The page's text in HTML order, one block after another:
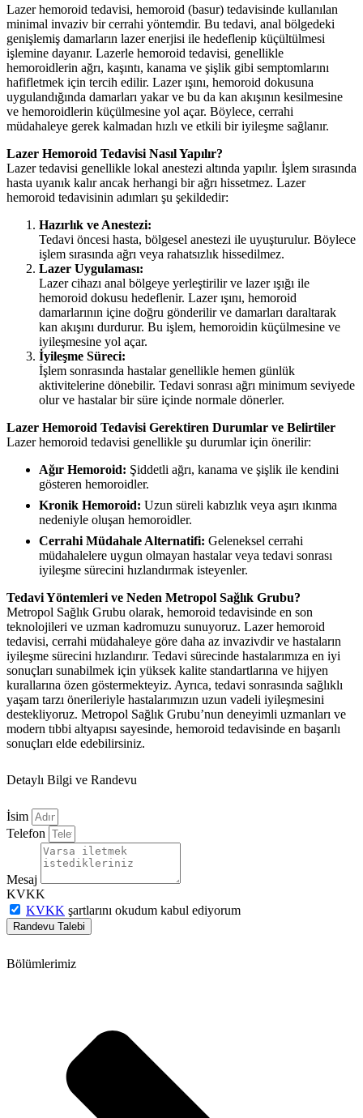
Lazer hemoroid tedavisi, hemoroid (basur) tedavisinde kullanılan
minimal invaziv bir cerrahi yöntemdir. Bu tedavi, anal bölgedeki
genişlemiş damarların lazer enerjisi ile hedeflenip küçültülmesi
işlemine dayanır. Lazerle hemoroid tedavisi, genellikle
hemoroidlerin ağrı, kaşıntı, kanama ve şişlik gibi semptomlarını
hafifletmek için tercih edilir. Lazer ışını, hemoroid dokusuna
uygulandığında damarları yakar ve bu da kan akışının kesilmesine
ve hemoroidlerin küçülmesine yol açar. Böylece, cerrahi
müdahaleye gerek kalmadan hızlı ve etkili bir iyileşme sağlanır.
Lazer Hemoroid Tedavisi Nasıl Yapılır?
Lazer tedavisi genellikle lokal anestezi altında yapılır. İşlem sırasında
hasta uyanık kalır ancak herhangi bir ağrı hissetmez. Lazer
hemoroid tedavisinin adımları şu şekildedir:
Hazırlık ve Anestezi:
Tedavi öncesi hasta, bölgesel anestezi ile uyuşturulur. Böylece
işlem sırasında ağrı veya rahatsızlık hissedilmez.
Lazer Uygulaması:
Lazer cihazı anal bölgeye yerleştirilir ve lazer ışığı ile
hemoroid dokusu hedeflenir. Lazer ışını, hemoroid
damarlarının içine doğru gönderilir ve damarları daraltarak
kan akışını durdurur. Bu işlem, hemoroidin küçülmesine ve
iyileşmesine yol açar.
İyileşme Süreci:
İşlem sonrasında hastalar genellikle hemen günlük
aktivitelerine dönebilir. Tedavi sonrası ağrı minimum seviyede
olur ve hastalar bir süre içinde normale dönerler.
Lazer Hemoroid Tedavisi Gerektiren Durumlar ve Belirtiler
Lazer hemoroid tedavisi genellikle şu durumlar için önerilir:
Ağır Hemoroid: Şiddetli ağrı, kanama ve şişlik ile kendini
gösteren hemoroidler.
Kronik Hemoroid: Uzun süreli kabızlık veya aşırı ıkınma
nedeniyle oluşan hemoroidler.
Cerrahi Müdahale Alternatifi: Geleneksel cerrahi
müdahalelere uygun olmayan hastalar veya tedavi sonrası
iyileşme sürecini hızlandırmak isteyenler.
Tedavi Yöntemleri ve Neden Metropol Sağlık Grubu?
Metropol Sağlık Grubu olarak, hemoroid tedavisinde en son
teknolojileri ve uzman kadromuzu sunuyoruz. Lazer hemoroid
tedavisi, cerrahi müdahaleye göre daha az invazivdir ve hastaların
iyileşme sürecini hızlandırır. Tedavi sürecinde hastalarımıza en iyi
sonuçları sunabilmek için yüksek kalite standartlarına ve hijyen
kurallarına özen göstermekteyiz. Ayrıca, tedavi sonrasında sağlıklı
yaşam tarzı önerileriyle hastalarımızın uzun vadeli iyileşmesini
destekliyoruz. Metropol Sağlık Grubu’nun deneyimli uzmanları ve
modern tıbbi altyapısı sayesinde, hemoroid tedavisinde en başarılı
sonuçları elde edebilirsiniz.
Detaylı Bilgi ve Randevu
İsim
Telefon
Mesaj
KVKK
KVKK şartlarını okudum kabul ediyorum
Randevu Talebi
Bölümlerimiz